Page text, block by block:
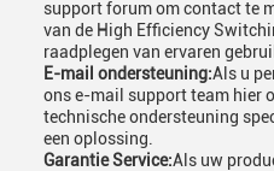
support forum om contact te
van de High Efficiency
raadplegen van ervaren
E-mail ondersteuning:Als u
ons e-mail support team hier
technische ondersteuning
een oplossing.
Garantie Service:Als uw